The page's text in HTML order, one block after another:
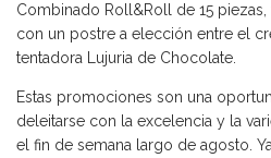
Combinado Roll&Roll de 15
con un postre a elección entre el
tentadora Lujuria de Chocolate.
Estas promociones son una
deleitarse con la excelencia y la
el fin de semana largo de agosto.